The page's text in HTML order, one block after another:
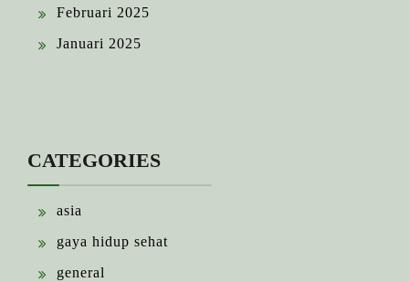
Februari 2025
Januari 2025
CATEGORIES
asia
gaya hidup sehat
general